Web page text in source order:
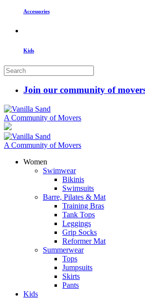
Accessories
Kids
Join our community of
A Community of Movers
A Community of Movers
Women
Swimwear
Bikinis
Swimsuits
Barre, Pilates & Mat
Training Bras
Tank Tops
Leggings
Grip Socks
Reformer Mat
Summerwear
Tops
Jumpsuits
Skirts
Pants
Kids